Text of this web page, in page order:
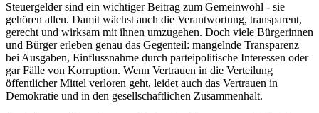
Steuergelder sind ein wichtiger Beitrag zum Gemeinwohl - sie
gehören allen. Damit wächst auch die Verantwortung, transparent,
gerecht und wirksam mit ihnen umzugehen. Doch viele Bürgerinnen
und Bürger erleben genau das Gegenteil: mangelnde Transparenz
bei Ausgaben, Einflussnahme durch parteipolitische Interessen oder
gar Fälle von Korruption. Wenn Vertrauen in die Verteilung
öffentlicher Mittel verloren geht, leidet auch das Vertrauen in
Demokratie und in den gesellschaftlichen Zusammenhalt.